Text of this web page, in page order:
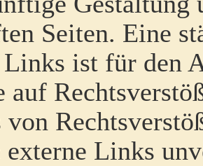
Seiten. Eine
Links ist für den
auf
externe Links